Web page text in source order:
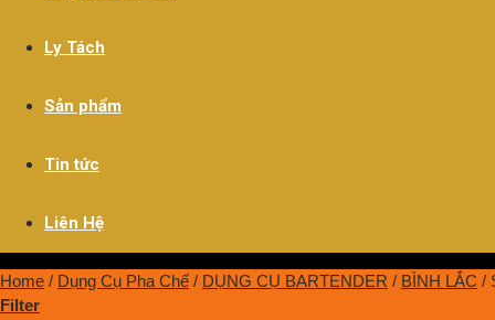
Ly Tách
Sản phẩm
Tin tức
Liên Hệ
Home / Dụng Cụ Pha Chế / DỤNG CỤ BARTENDER / BÌNH LẮC /
Filter